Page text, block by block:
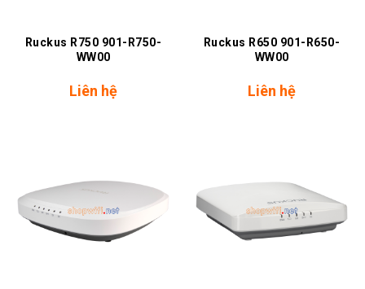
Ruckus R750 901-R750-
WW00
Liên hệ
Ruckus R650 901-R650-
WW00
Liên hệ